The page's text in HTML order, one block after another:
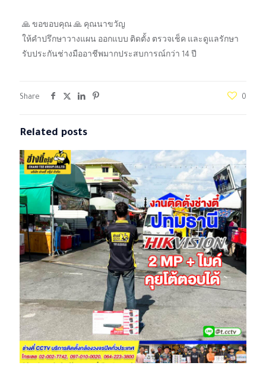
🙏 ขอขอบคุณ 🙏 คุณนาขวัญ
ให้คำปรึกษาวางแผน ออกแบบ ติดตั้ง ตรวจเช็ค และดูแลรักษา
รับประกันช่างมืออาชีพมากประสบการณ์กว่า 14 ปี
Share 0
Related posts